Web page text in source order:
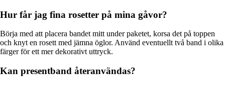
Hur får jag fina rosetter på mina gåvor?
Börja med att placera bandet mitt under paketet, korsa det på toppen
och knyt en rosett med jämna öglor. Använd eventuellt två band i olika
färger för ett mer dekorativt uttryck.
Kan presentband återanvändas?